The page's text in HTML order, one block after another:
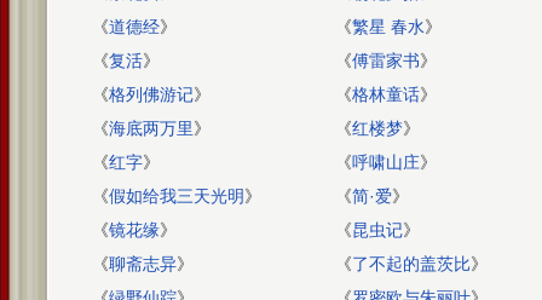
《道德经》 《繁星 春水》
《复活》 《傅雷家书》
《格列佛游记》 《格林童话》
《海底两万里》 《红楼梦》
《红字》 《呼啸山庄》
《假如给我三天光明》 《简·爱》
《镜花缘》 《昆虫记》
《聊斋志异》 《了不起的盖茨比》